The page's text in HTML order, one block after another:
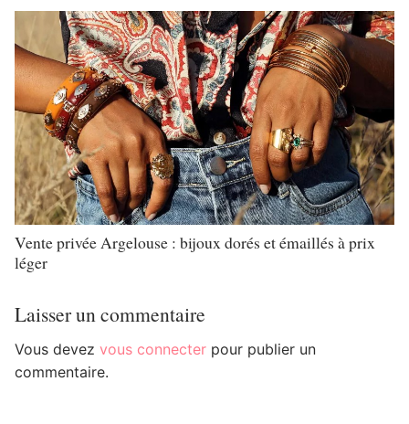
Vente privée Argelouse : bijoux dorés et émaillés à prix
léger
Laisser un commentaire
Vous devez vous connecter pour publier un
commentaire.